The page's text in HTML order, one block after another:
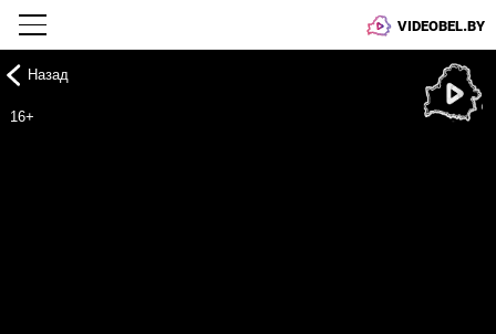
VIDEOBEL.BY
Назад
16+